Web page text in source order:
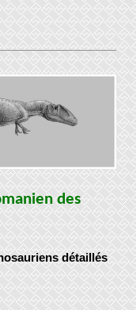
des
détaillés